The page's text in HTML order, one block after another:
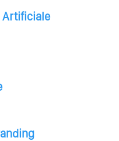
Artificiale